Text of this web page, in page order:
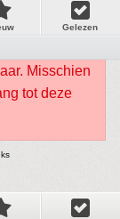
Gelezen
Misschien
tot deze